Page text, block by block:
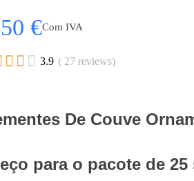
€Com IVA
   3.9 ( 27 reviews)
De Couve
para o pacote de 25